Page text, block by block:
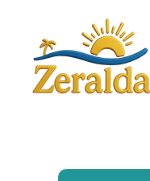
Skip to main content